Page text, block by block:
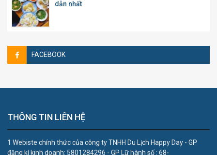
dẫn nhất
FACEBOOK
THÔNG TIN LIÊN HỆ
1 Webiste chính thức của công ty TNHH Du Lịch Happy Day - GP
đăng kí kinh doanh: 5801284296 - GP Lữ hành số : 68-